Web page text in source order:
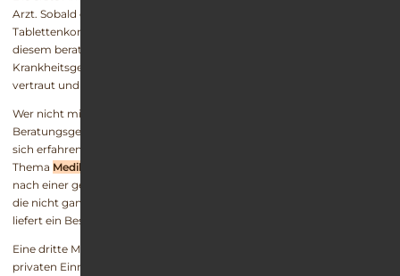
Arzt. Sobald das Gefühl aufkommt, dass mit dem eigenen
Tablettenkonsum etwas nicht stimmt, sollte man sich sofort mit
diesem beratschlagen. Schließlich ist der Arzt mit der eigenen
Krankheitsgeschichte sowie der medikamentösen Behandlung
vertraut und kann weitergehende Maßnahmen vorschlagen.
Wer nicht mit seinem Arzt sprechen will oder kann, sollte sich für ein
Beratungsgespräch in einer Suchthilfestelle anmelden. Dort finden
sich erfahrene Suchtberater, die nicht nur über das
Thema Medikamentensucht
nach einer geeigneten Therapie unterstützen. Gerade für Menschen,
die nicht ganz sicher sind, ob sie wirklich an einer Abhängigkeit leiden,
liefert ein Besuch in der Suchtberatung meist ein klareres Bild.
Eine dritte Möglichkeit bieten die Suchtkliniken selbst. Besonders in
privaten Einrichtungen werden häufig kostenfreie und unverbindliche